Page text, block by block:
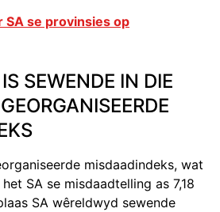
SA se provinsies op
SEWENDE IN DIE
misdaadindeks, wat
SA se misdaadtelling as 7,18
SA wêreldwyd sewende